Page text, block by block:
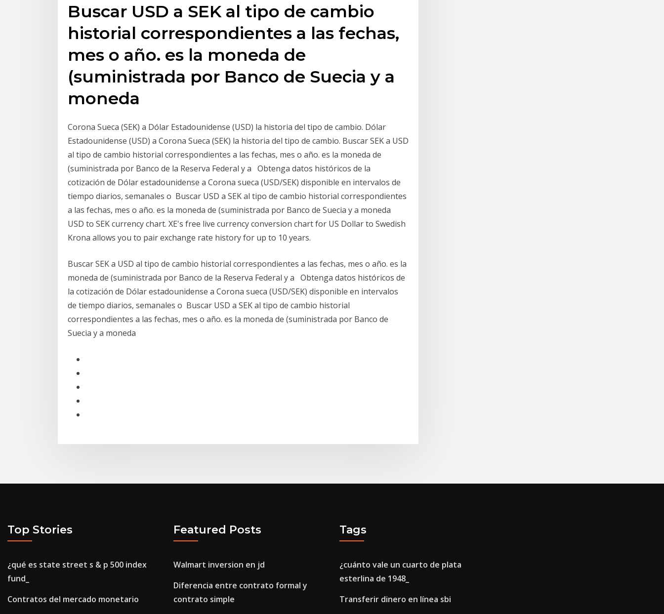
Buscar USD a SEK al tipo de cambio
historial correspondientes a las fechas,
mes o año. es la moneda de
(suministrada por Banco de Suecia y a
moneda
Corona Sueca (SEK) a Dólar Estadounidense (USD) la historia del tipo de cambio. Dólar
Estadounidense (USD) a Corona Sueca (SEK) la historia del tipo de cambio. Buscar SEK a USD
al tipo de cambio historial correspondientes a las fechas, mes o año. es la moneda de
(suministrada por Banco de la Reserva Federal y a Obtenga datos históricos de la
cotización de Dólar estadounidense a Corona sueca (USD/SEK) disponible en intervalos de
tiempo diarios, semanales o Buscar USD a SEK al tipo de cambio historial correspondientes
a las fechas, mes o año. es la moneda de (suministrada por Banco de Suecia y a moneda
USD to SEK currency chart. XE's free live currency conversion chart for US Dollar to Swedish
Krona allows you to pair exchange rate history for up to 10 years.
Buscar SEK a USD al tipo de cambio historial correspondientes a las fechas, mes o año. es la
moneda de (suministrada por Banco de la Reserva Federal y a Obtenga datos históricos de
la cotización de Dólar estadounidense a Corona sueca (USD/SEK) disponible en intervalos
de tiempo diarios, semanales o Buscar USD a SEK al tipo de cambio historial
correspondientes a las fechas, mes o año. es la moneda de (suministrada por Banco de
Suecia y a moneda
Top Stories
¿qué es state street s & p 500 index
fund_
Contratos del mercado monetario
Featured Posts
Walmart inversion en jd
Diferencia entre contrato formal y
contrato simple
Tags
¿cuánto vale un cuarto de plata
esterlina de 1948_
Transferir dinero en línea sbi